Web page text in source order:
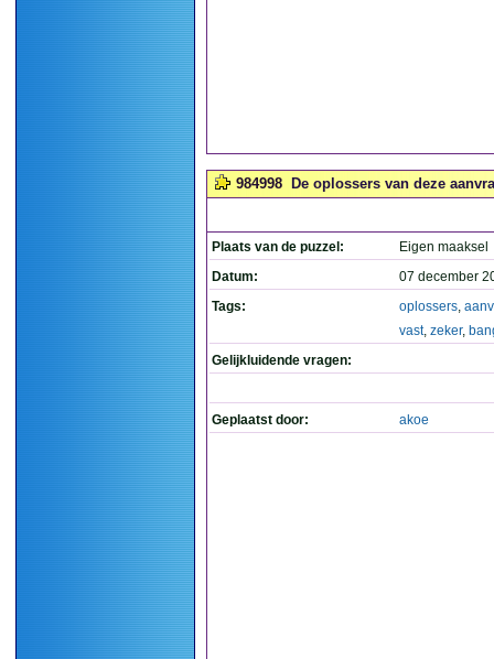
984998 De oplossers van deze
Plaats van de puzzel:
Eigen maaksel
Datum:
07 december
Tags:
oplossers,
vast, zeker,
Gelijkluidende vragen:
Geplaatst door: akoe